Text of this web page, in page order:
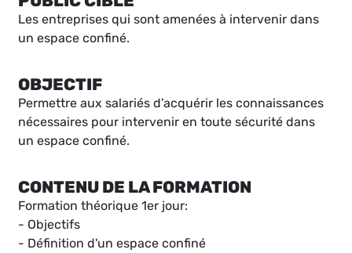
Les entreprises qui sont amenées à intervenir dans
un espace confiné.
OBJECTIF
Permettre aux salariés d’acquérir les connaissances
nécessaires pour intervenir en toute sécurité dans
un espace confiné.
CONTENU DE LA FORMATION
Formation théorique 1er jour:
- Objectifs
- Définition d'un espace confiné